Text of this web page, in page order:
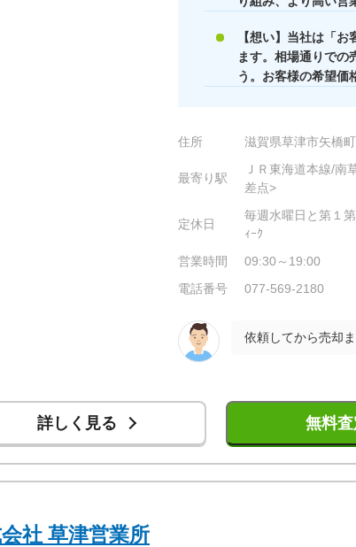
【想い】当社は「
ます。相場通りでの
う。お客様の希望価
住所 滋賀県草津市矢橋
最寄り駅
ＪＲ東海道本線/南
差点>
定休日
毎週水曜日と第１
ｨｰｸ
営業時間
09:30～19:00
電話番号
077-569-2180
詳しく見る 無料査
社 草津営業所